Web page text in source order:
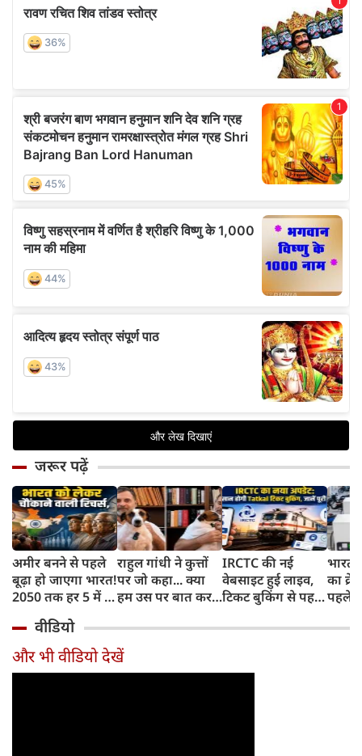
जरूर पढ़ें
अमीर बनने से पहले
बूढ़ा हो जाएगा भारत!
2050 तक हर 5 में 1
साल से ज्यादा उम्र का
राहुल गांधी ने कुत्तों
पर जो कहा... क्या
हम उस पर बात कर
IRCTC की नई
वेबसाइट हुई लाइव,
टिकट बुकिंग से पहले
काम, जानें पूरा
भारत
का
पहले
और
वीडियो
और भी वीडियो देखें